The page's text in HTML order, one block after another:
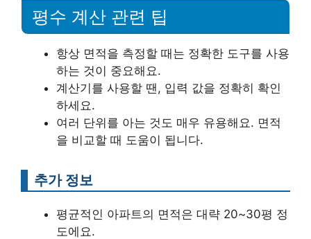
평수 계산 관련 팁
항상 면적을 측정할 때는 정확한 도구를 사용
하는 것이 중요해요.
계산기를 사용할 땐, 입력 값을 정확히 확인
하세요.
여러 단위를 아는 것도 매우 유용해요. 면적
을 비교할 때 도움이 됩니다.
추가 정보
평균적인 아파트의 면적은 대략 20~30평 정
도에요.